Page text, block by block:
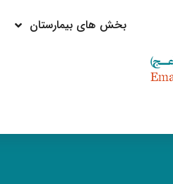
بخش های بیمارستان